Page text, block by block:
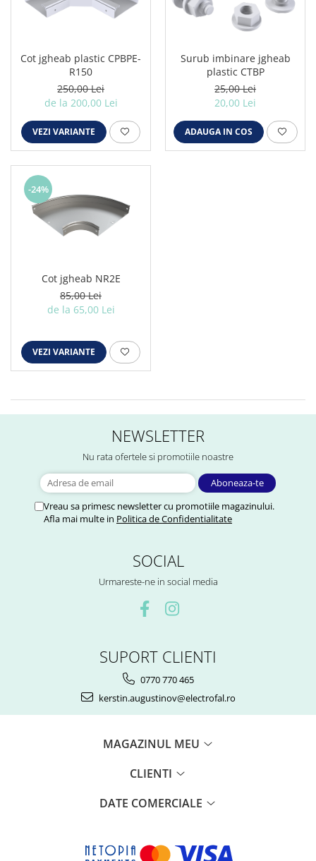
Cot jgheab plastic CPBPE-
R150
250,00 Lei
de la 200,00 Lei
VEZI VARIANTE
Surub imbinare jgheab
plastic CTBP
25,00 Lei
20,00 Lei
ADAUGA IN COS
-24%
Cot jgheab NR2E
85,00 Lei
de la 65,00 Lei
VEZI VARIANTE
NEWSLETTER
Nu rata ofertele si promotiile noastre
Vreau sa primesc newsletter cu promotiile magazinului.
Afla mai multe in Politica de Confidentialitate
SOCIAL
Urmareste-ne in social media
SUPORT CLIENTI
0770 770 465
kerstin.augustinov@electrofal.ro
MAGAZINUL MEU
CLIENTI
DATE COMERCIALE